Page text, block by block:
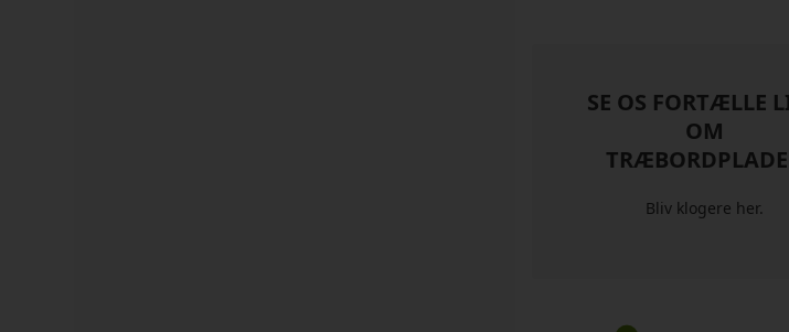
SE OS FORTÆLLE
OM
Bliv klogere her.